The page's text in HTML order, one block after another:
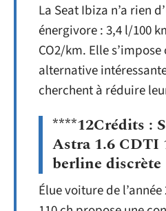
La Seat Ibiza n’a rien
énergivore : 3,4 l/100
CO2/km. Elle
alternative
cherchent à réduire
****12Crédits :
Astra 1.6 CDTI
berline discrète
Élue voiture de l’année